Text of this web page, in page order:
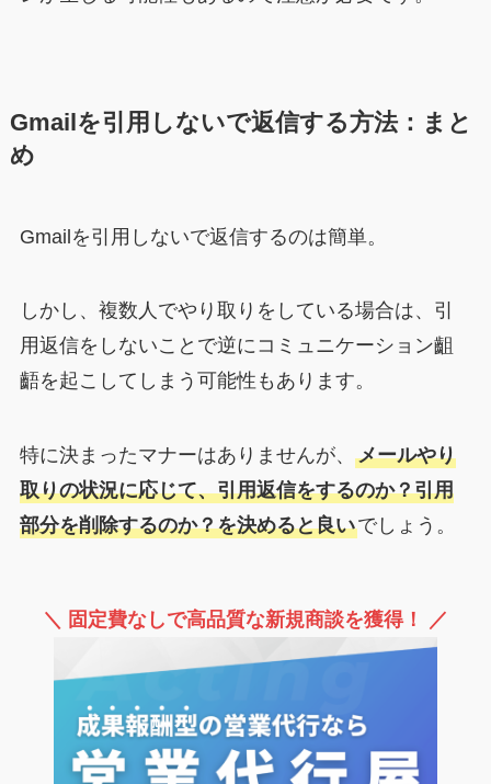
Gmailを引用しないで返信する方法：まと
め
Gmailを引用しないで返信するのは簡単。
しかし、複数人でやり取りをしている場合は、引
用返信をしないことで逆にコミュニケーション齟
齬を起こしてしまう可能性もあります。
特に決まったマナーはありませんが、 メールやり
取りの状況に応じて、引用返信をするのか？引用
部分を削除するのか？を決めると良いでしょう。
＼ 固定費なしで高品質な新規商談を獲得！ ／